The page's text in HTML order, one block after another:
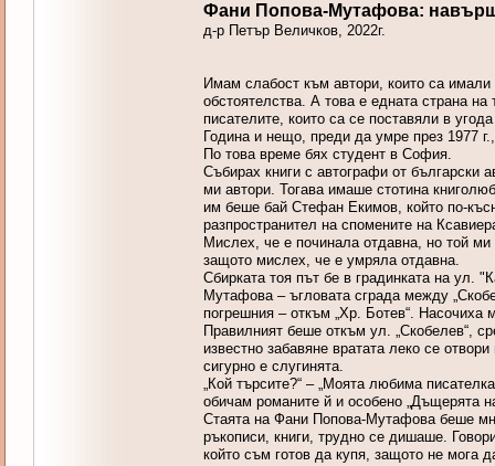
Фани Попова-Мутафова:
д-р Петър Величков, 2022г.
Имам слабост към автори, които са
обстоятелства. А това е едната страна
писателите, които са се поставяли в
Година и нещо, преди да умре през 1977
По това време бях студент в София.
Събирах книги с автографи от български
ми автори. Тогава имаше стотина
им беше бай Стефан Екимов, който по-
разпространител на спомените на
Мислех, че е починала отдавна, но той
защото мислех, че е умряла отдавна.
Сбирката тоя път бе в градинката на ул.
Мутафова – ъгловата сграда между
погрешния – откъм „Хр. Ботев“. Насочиха
Правилният беше откъм ул. „Скобелев“,
известно забавяне вратата леко се
сигурно е слугинята.
„Кой търсите?“ – „Моята любима
обичам романите й и особено „Дъщерята
Стаята на Фани Попова-Мутафова беше
ръкописи, книги, трудно се дишаше.
който съм готов да купя, защото не мога